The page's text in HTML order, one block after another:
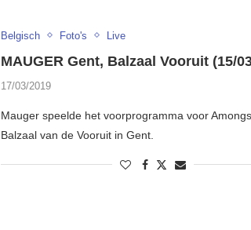
Belgisch Foto's Live
MAUGER Gent, Balzaal Vooruit (15/
17/03/2019
Mauger speelde het voorprogramma voor
Balzaal van de Vooruit in Gent.